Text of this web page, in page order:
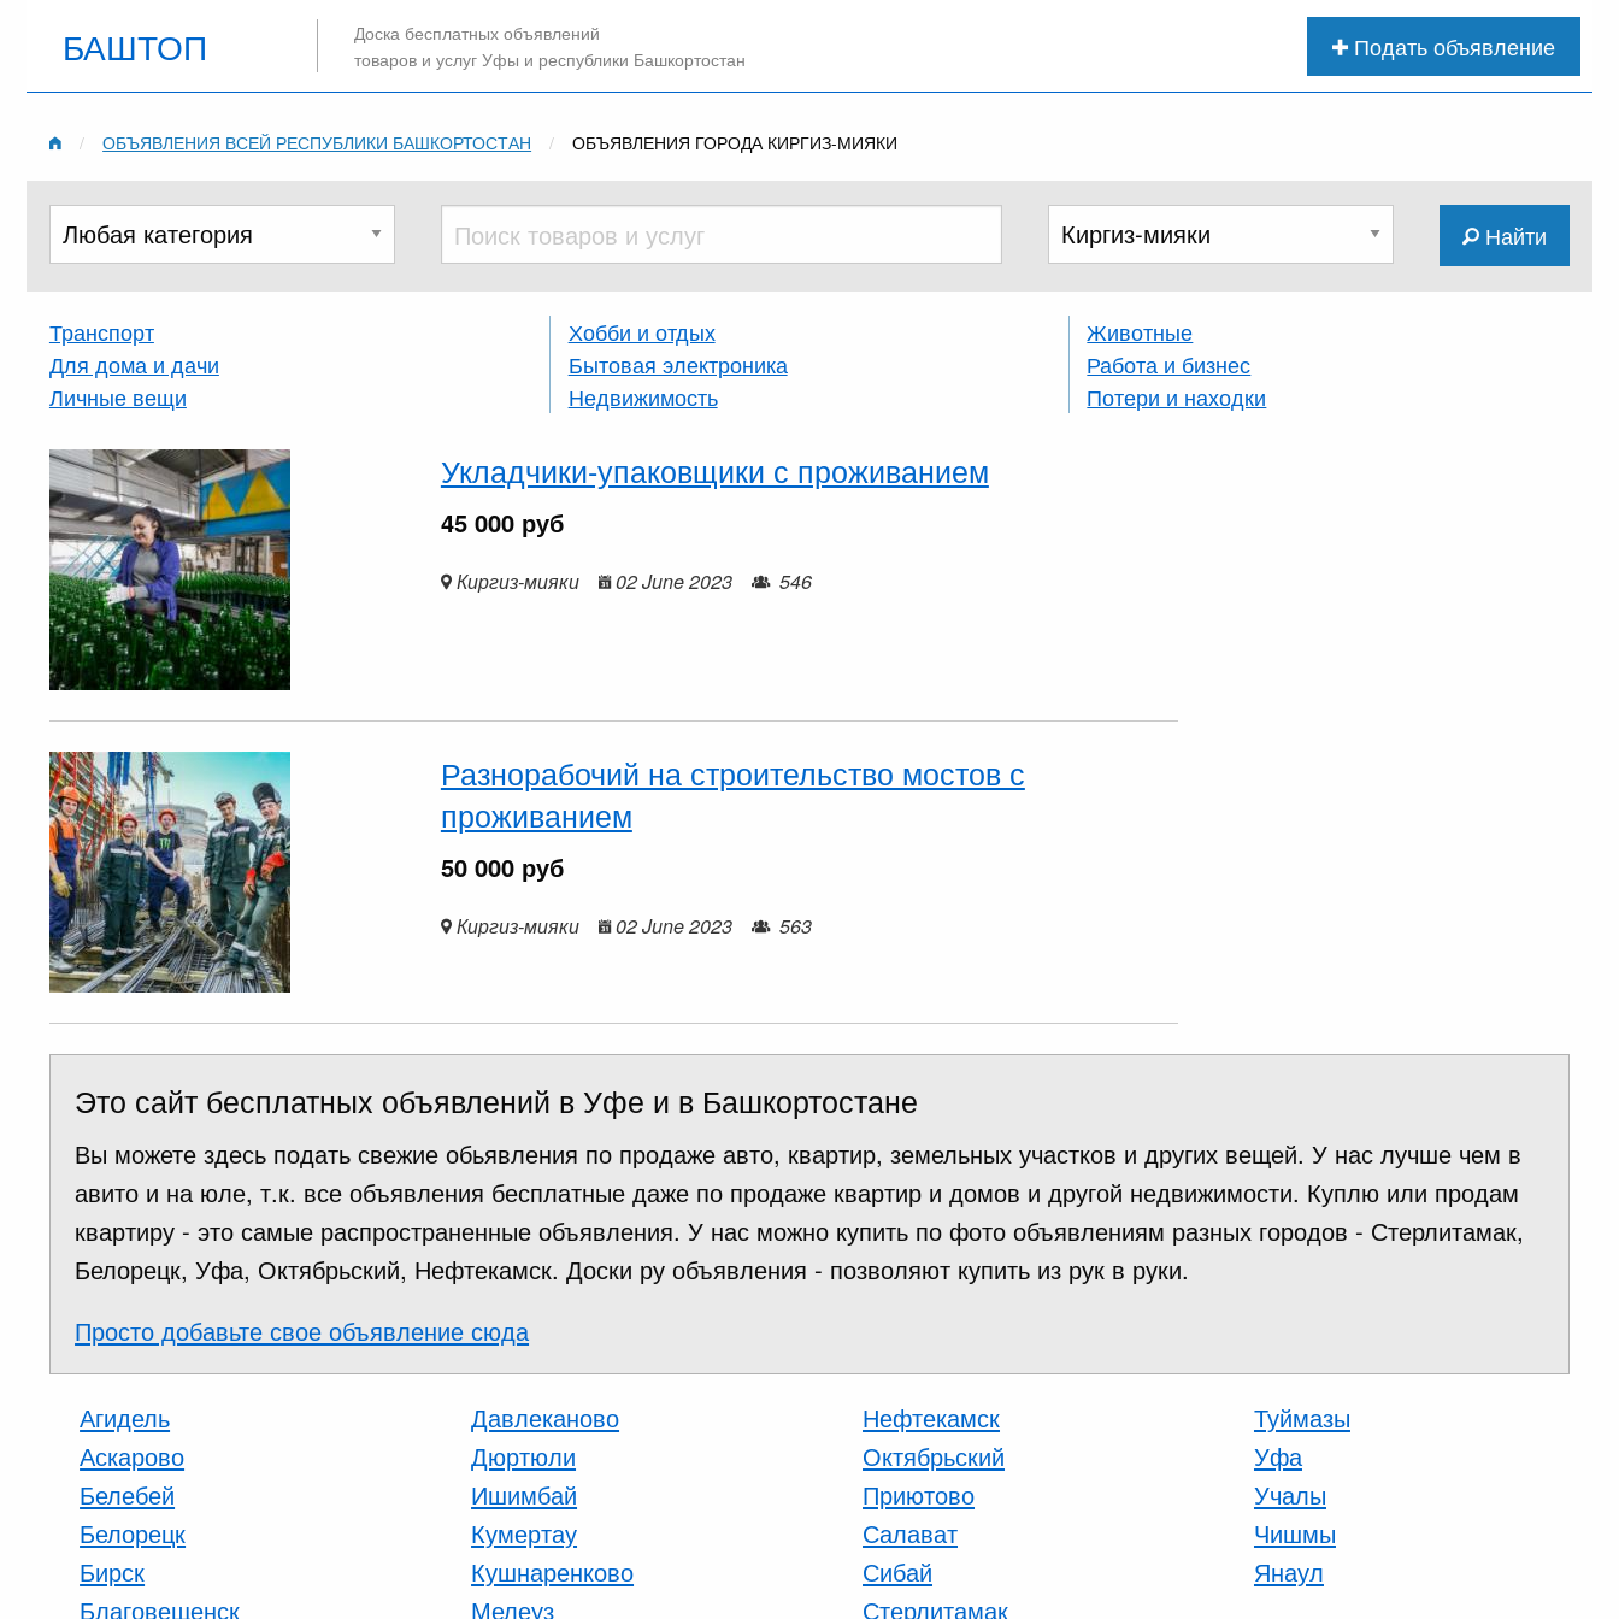
БАШТОП
Доска бесплатных объявлений
товаров и услуг Уфы и республики Башкортостан
Подать объявление
ОБЪЯВЛЕНИЯ ВСЕЙ РЕСПУБЛИКИ БАШКОРТОСТАН ОБЪЯВЛЕНИЯ ГОРОДА КИРГИЗ-МИЯКИ
Найти
Транспорт
Для дома и дачи
Личные вещи
Хобби и отдых
Бытовая электроника
Недвижимость
Животные
Работа и бизнес
Потери и находки
Укладчики-упаковщики с проживанием
45 000 руб
Киргиз-мияки 02 June 2023 546
Разнорабочий на строительство мостов с
проживанием
50 000 руб
Киргиз-мияки 02 June 2023 563
Это сайт бесплатных объявлений в Уфе и в Башкортостане
Вы можете здесь подать свежие обьявления по продаже авто, квартир, земельных участков и других вещей. У нас лучше чем в
авито и на юле, т.к. все объявления бесплатные даже по продаже квартир и домов и другой недвижимости. Куплю или продам
квартиру - это самые распространенные объявления. У нас можно купить по фото объявлениям разных городов - Стерлитамак,
Белорецк, Уфа, Октябрьский, Нефтекамск. Доски ру объявления - позволяют купить из рук в руки.
Просто добавьте свое объявление сюда
Агидель
Аскарово
Белебей
Белорецк
Бирск
Благовещенск
Давлеканово
Дюртюли
Ишимбай
Кумертау
Кушнаренково
Мелеуз
Нефтекамск
Октябрьский
Приютово
Салават
Сибай
Стерлитамак
Туймазы
Уфа
Учалы
Чишмы
Янаул